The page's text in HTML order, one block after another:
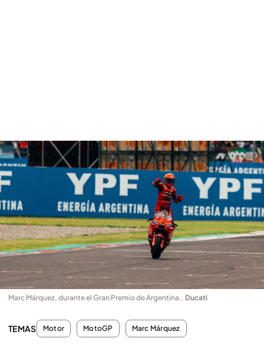
Marc Márquez, durante el Gran Premio de Argentina.. Ducati
TEMAS Motor MotoGP Marc Márquez